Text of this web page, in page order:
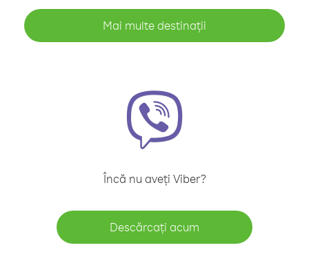
Mai multe destinații
Încă nu aveți Viber?
Descărcați acum